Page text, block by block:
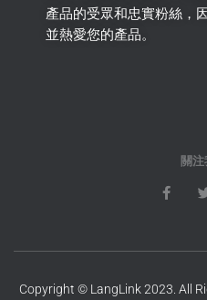
產品的受眾和忠實粉絲，
並熱愛您的產品。
關注
Copyright © LangLink 2023. All